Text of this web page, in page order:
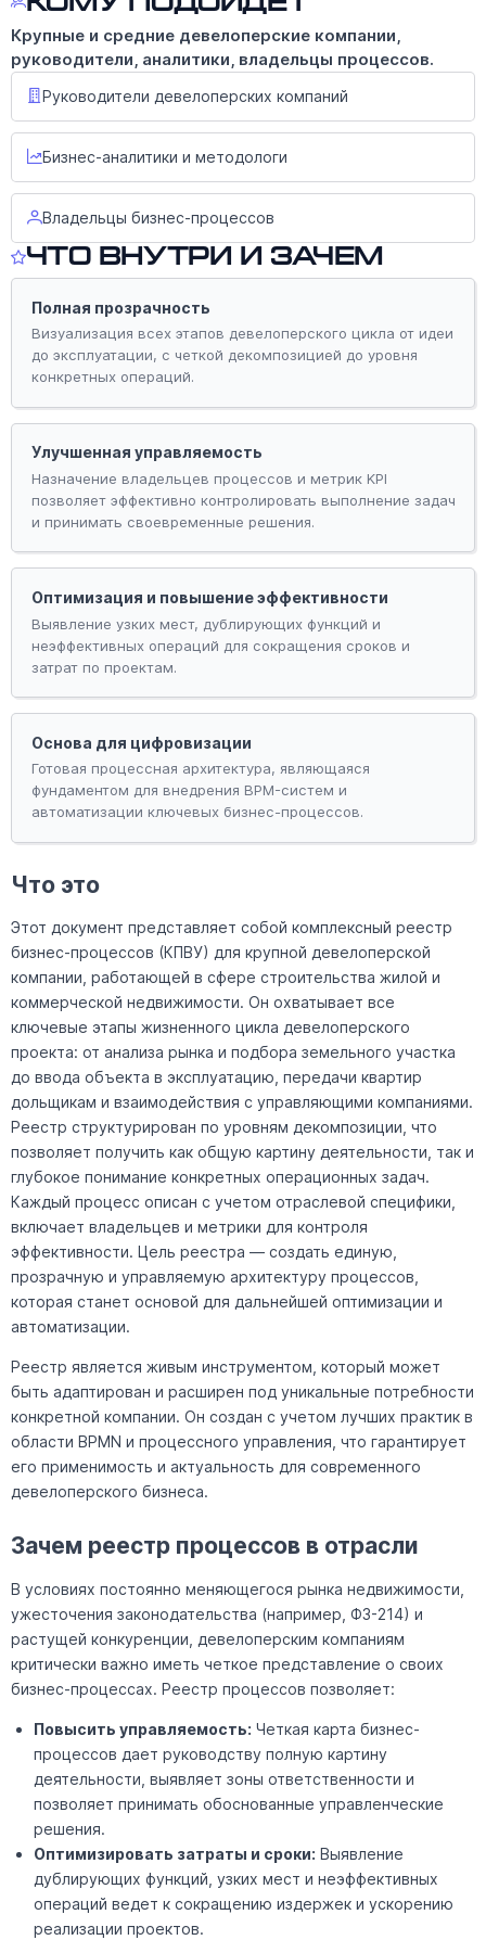
Крупные и средние девелоперские компании,
руководители, аналитики, владельцы процессов.
Руководители девелоперских компаний
Бизнес-аналитики и методологи
Владельцы бизнес-процессов
Что внутри и зачем
Полная прозрачность
Визуализация всех этапов девелоперского цикла от идеи
до эксплуатации, с четкой декомпозицией до уровня
конкретных операций.
Улучшенная управляемость
Назначение владельцев процессов и метрик KPI
позволяет эффективно контролировать выполнение задач
и принимать своевременные решения.
Оптимизация и повышение эффективности
Выявление узких мест, дублирующих функций и
неэффективных операций для сокращения сроков и
затрат по проектам.
Основа для цифровизации
Готовая процессная архитектура, являющаяся
фундаментом для внедрения BPM-систем и
автоматизации ключевых бизнес-процессов.
Что это
Этот документ представляет собой комплексный реестр
бизнес-процессов (КПВУ) для крупной девелоперской
компании, работающей в сфере строительства жилой и
коммерческой недвижимости. Он охватывает все
ключевые этапы жизненного цикла девелоперского
проекта: от анализа рынка и подбора земельного участка
до ввода объекта в эксплуатацию, передачи квартир
дольщикам и взаимодействия с управляющими компаниями.
Реестр структурирован по уровням декомпозиции, что
позволяет получить как общую картину деятельности, так и
глубокое понимание конкретных операционных задач.
Каждый процесс описан с учетом отраслевой специфики,
включает владельцев и метрики для контроля
эффективности. Цель реестра — создать единую,
прозрачную и управляемую архитектуру процессов,
которая станет основой для дальнейшей оптимизации и
автоматизации.
Реестр является живым инструментом, который может
быть адаптирован и расширен под уникальные потребности
конкретной компании. Он создан с учетом лучших практик в
области BPMN и процессного управления, что гарантирует
его применимость и актуальность для современного
девелоперского бизнеса.
Зачем реестр процессов в отрасли
В условиях постоянно меняющегося рынка недвижимости,
ужесточения законодательства (например, ФЗ-214) и
растущей конкуренции, девелоперским компаниям
критически важно иметь четкое представление о своих
бизнес-процессах. Реестр процессов позволяет:
Повысить управляемость: Четкая карта бизнес-
процессов дает руководству полную картину
деятельности, выявляет зоны ответственности и
позволяет принимать обоснованные управленческие
решения.
Оптимизировать затраты и сроки: Выявление
дублирующих функций, узких мест и неэффективных
операций ведет к сокращению издержек и ускорению
реализации проектов.